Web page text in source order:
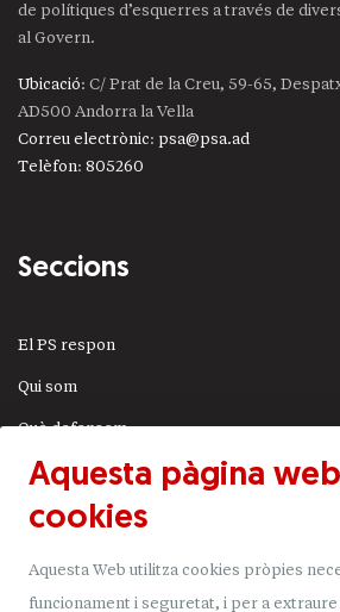
de polítiques d’esquerres a través de
al Govern.
Ubicació: C/ Prat de la Creu, 59-65,
AD500 Andorra la Vella
Correu electrònic: psa@psa.ad
Telèfon: 805260
Seccions
El PS respon
Qui som
Què defensem
Actualitat
JSA
Uneix-t'hi
Aquesta pàgina
cookies
Aquesta Web utilitza cookies pròpies
funcionament i seguretat, i per a